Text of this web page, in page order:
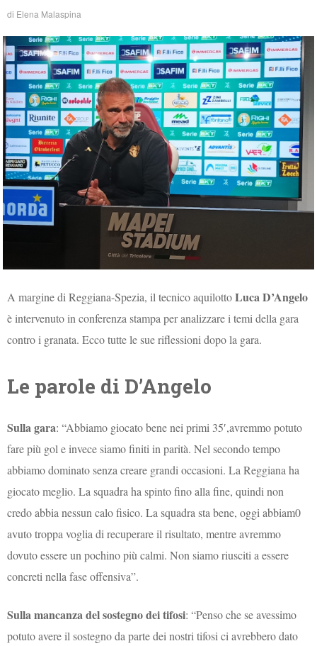
di Elena Malaspina
A margine di Reggiana-Spezia, il tecnico aquilottoLuca D’Angelo
è intervenuto in conferenza stampa per analizzare i temi della gara
contro i granata. Ecco tutte le sue riflessioni dopo la gara.
Le parole di D’Angelo
Sulla gara: “Abbiamo giocato bene nei primi 35′,avremmo potuto
fare più gol e invece siamo finiti in parità. Nel secondo tempo
abbiamo dominato senza creare grandi occasioni. La Reggiana ha
giocato meglio. La squadra ha spinto fino alla fine, quindi non
credo abbia nessun calo fisico. La squadra sta bene, oggi abbiam0
avuto troppa voglia di recuperare il risultato, mentre avremmo
dovuto essere un pochino più calmi. Non siamo riusciti a essere
concreti nella fase offensiva”.
Sulla mancanza del sostegno dei tifosi: “Penso che se avessimo
potuto avere il sostegno da parte dei nostri tifosi ci avrebbero dato